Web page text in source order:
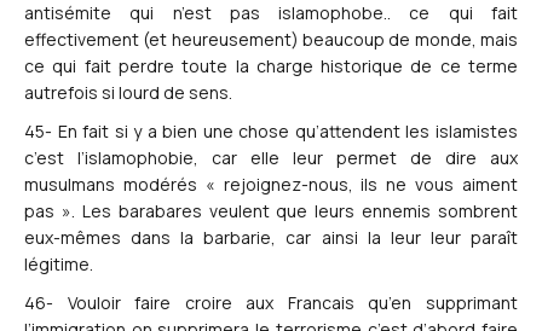
antisémite qui n’est pas islamophobe.. ce qui fait
effectivement (et heureusement) beaucoup de monde, mais
ce qui fait perdre toute la charge historique de ce terme
autrefois si lourd de sens.
45- En fait si y a bien une chose qu’attendent les islamistes
c’est l’islamophobie, car elle leur permet de dire aux
musulmans modérés « rejoignez-nous, ils ne vous aiment
pas ». Les barabares veulent que leurs ennemis sombrent
eux-mêmes dans la barbarie, car ainsi la leur leur paraît
légitime.
46- Vouloir faire croire aux Francais qu’en supprimant